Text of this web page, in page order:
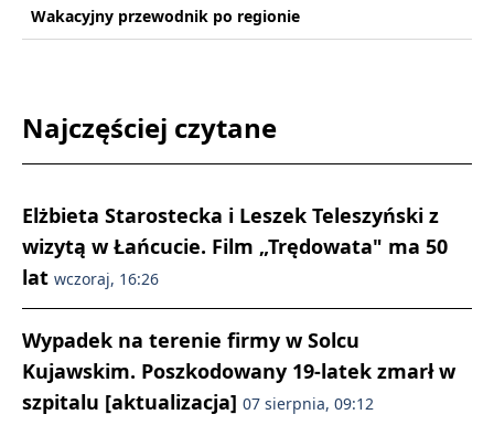
Wakacyjny przewodnik po regionie
Najczęściej czytane
Elżbieta Starostecka i Leszek Teleszyński z
wizytą w Łańcucie. Film „Trędowata" ma 50
lat wczoraj, 16:26
Wypadek na terenie firmy w Solcu
Kujawskim. Poszkodowany 19-latek zmarł w
szpitalu [aktualizacja] 07 sierpnia, 09:12